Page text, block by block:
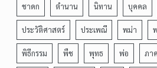
ชาดก ตำนาน นิทาน บุคคล
ประวัติศาสตร์ ประเพณี พม่า
พิธีกรรม พืช พุทธ พ่อ ภา